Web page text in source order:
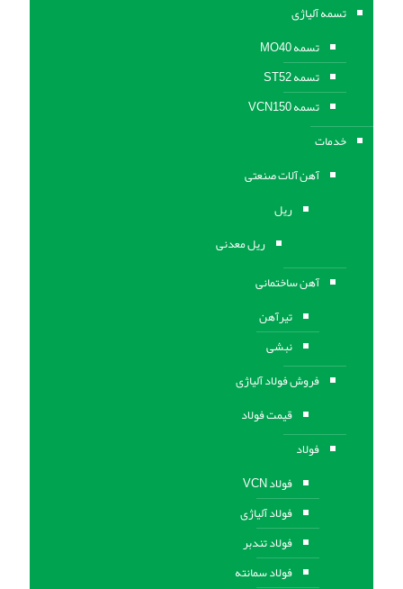
تسمه آلیاژی
تسمه MO40
تسمه ST52
تسمه VCN150
خدمات
آهن آلات صنعتی
ریل
ریل معدنی
آهن ساختمانی
تیرآهن
نبشی
فروش فولاد آلیاژی
قیمت فولاد
فولاد
فولاد VCN
فولاد آلیاژی
فولاد تندبر
فولاد سمانته